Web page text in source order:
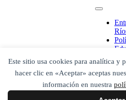
Este sitio usa cookies para analítica y
hacer clic en «Aceptar» aceptas
información en nuestra
El
¡Ponete en
Escribe aquí abajo lo que desees buscar
luego presiona el botón "buscar"
O bien prueba